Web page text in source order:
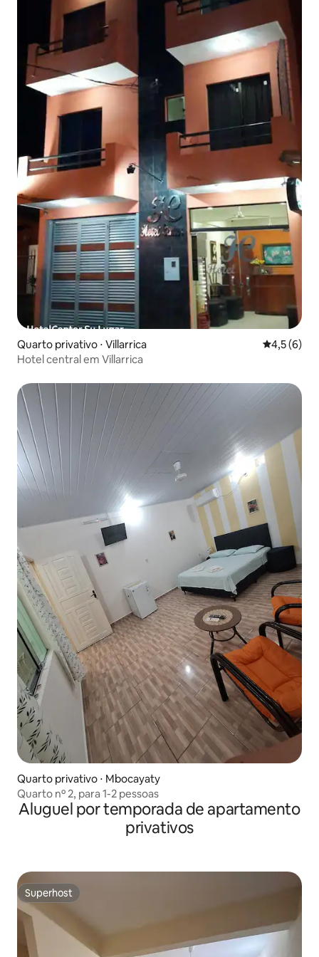
Quarto privativo ⋅ Villarrica 4,5 de
4,5 (6)
Hotel central em Villarrica
Quarto privativo ⋅ Mbocayaty
Quarto nº 2, para 1-2 pessoas
Aluguel por temporada de apartamento
privativos
Superhost
Superhost